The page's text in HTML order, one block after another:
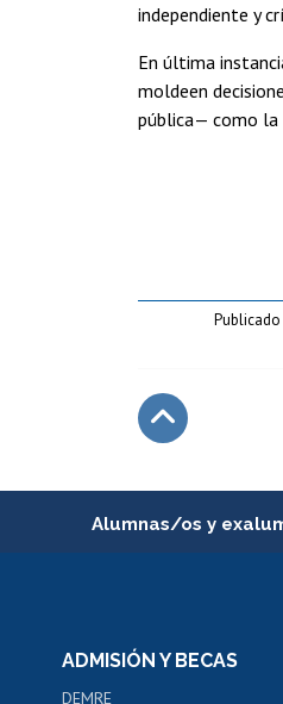
independiente y
En última
moldeen
pública— como la
Alumnas/os y
ADMISIÓN Y BECAS
DEMRE